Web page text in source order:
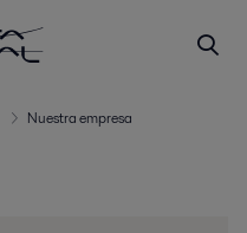
Nuestra empresa